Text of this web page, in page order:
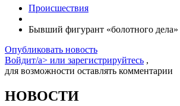
Происшествия
Бывший фигурант «болотного
Опубликовать новость
Войдит/a> или зарегистрируйтесь ,
для возможности оставлять комментарии
НОВОСТИ